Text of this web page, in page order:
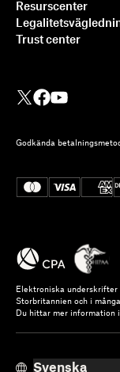
Ruby on
Läs mer
Resurscenter
Trust center
Godkända
Elektroniska underskrifter
Storbritannien och i
Du hittar mer information